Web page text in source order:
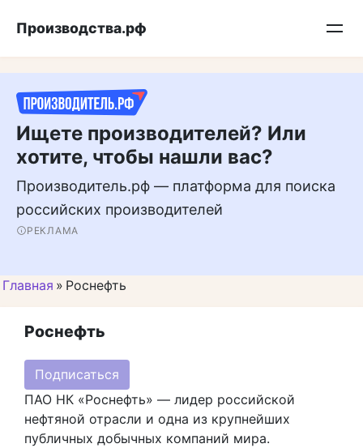
Подписывайтесь на нас в MAX
Производства.рф
Ищете производителей? Или
хотите, чтобы нашли вас?
Производитель.рф — платформа для поиска
российских производителей
РЕКЛАМА
Главная » Роснефть
Роснефть
Подписаться
ПАО НК «Роснефть» — лидер российской
нефтяной отрасли и одна из крупнейших
публичных добычных компаний мира.